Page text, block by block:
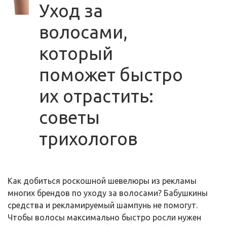
Уход за
волосами,
который
поможет быстро
их отрастить:
советы
трихологов
Как добиться роскошной шевелюры из рекламы
многих брендов по уходу за волосами? Бабушкины
средства и рекламируемый шампунь не помогут.
Чтобы волосы максимально быстро росли нужен